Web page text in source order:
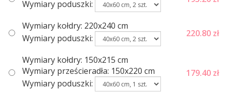
Wymiary poduszki:
Wymiary kołdry: 220x240 cm
Wymiary poduszki:
220.80 zł
Wymiary kołdry: 150x215 cm
Wymiary prześcieradła: 150x220 cm
Wymiary poduszki:
179.40 zł